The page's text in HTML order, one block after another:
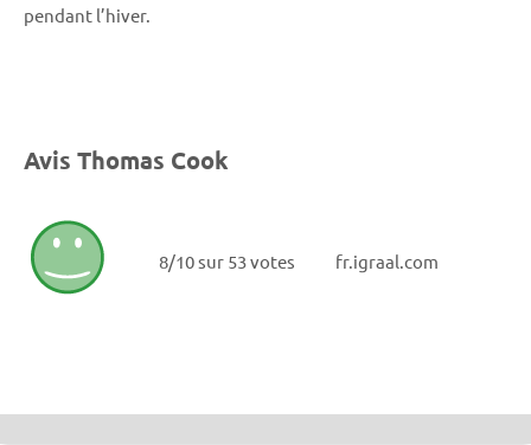
pendant l’hiver.
Avis Thomas Cook
8/10 sur 53 votes fr.igraal.com